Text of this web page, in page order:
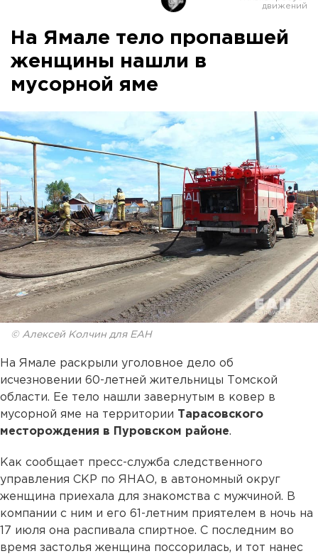
На Ямале тело пропавшей
женщины нашли в
мусорной яме
© Алексей Колчин для ЕАН
На Ямале раскрыли уголовное дело об
исчезновении 60-летней жительницы Томской
области. Ее тело нашли завернутым в ковер в
мусорной яме на территории Тарасовского
месторождения в Пуровском районе.
Как сообщает пресс-служба следственного
управления СКР по ЯНАО, в автономный округ
женщина приехала для знакомства с мужчиной. В
компании с ним и его 61-летним приятелем в ночь на
17 июля она распивала спиртное. С последним во
время застолья женщина поссорилась, и тот нанес